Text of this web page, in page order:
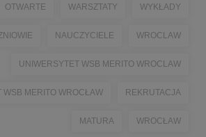
OTWARTE WARSZTATY WYKŁADY
NAUCZYCIELE WROCLAW
UNIWERSYTET WSB MERITO WROCLAW
WSB MERITO WROCŁAW REKRUTACJA
MATURA WROCŁAW